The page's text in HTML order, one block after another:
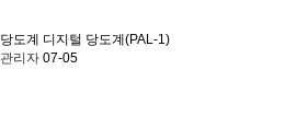
당도계 디지털 당도계(PAL-1)
관리자 07-05